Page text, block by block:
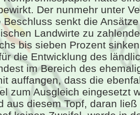
Der nunmehr unter
Beschluss senkt die
Landwirte zu
bis sieben Prozent
die Entwicklung des
im Bereich des
auffangen, dass die
zum Ausgleich eingesetzt
aus diesem Topf, daran